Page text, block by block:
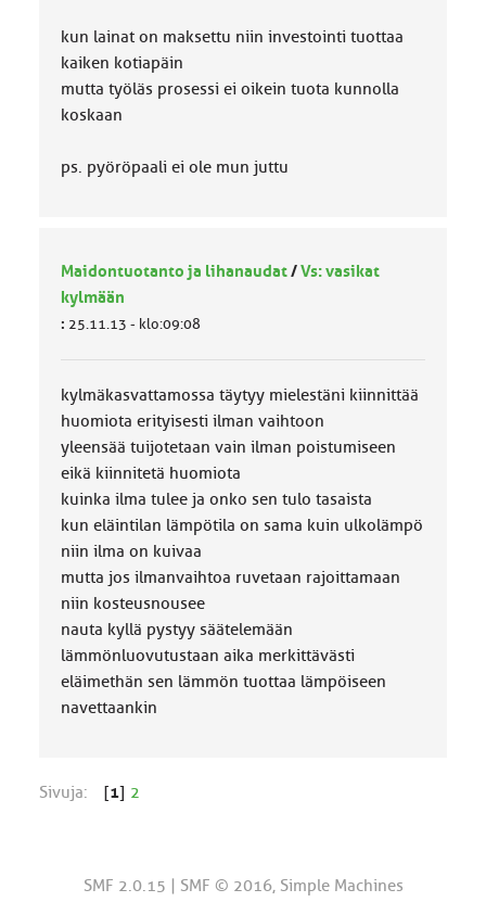
kun lainat on maksettu niin investointi tuottaa
kaiken kotiapäin
mutta työläs prosessi ei oikein tuota kunnolla
koskaan
ps. pyöröpaali ei ole mun juttu
Maidontuotanto ja lihanaudat/Vs: vasikat
kylmään
: 25.11.13 - klo:09:08
kylmäkasvattamossa täytyy mielestäni kiinnittää
huomiota erityisesti ilman vaihtoon
yleensää tuijotetaan vain ilman poistumiseen
eikä kiinnitetä huomiota
kuinka ilma tulee ja onko sen tulo tasaista
kun eläintilan lämpötila on sama kuin ulkolämpö
niin ilma on kuivaa
mutta jos ilmanvaihtoa ruvetaan rajoittamaan
niin kosteusnousee
nauta kyllä pystyy säätelemään
lämmönluovutustaan aika merkittävästi
eläimethän sen lämmön tuottaa lämpöiseen
navettaankin
Sivuja: [1] 2
SMF 2.0.15 | SMF © 2016, Simple Machines